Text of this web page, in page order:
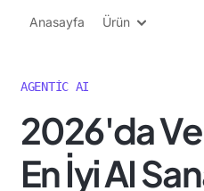
ClickUp Blog
Anasayfa Ürün
AGENTIC AI
2026'da
En İyi AI